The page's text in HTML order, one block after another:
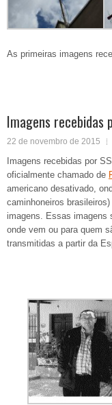
As primeiras imagens
Imagens recebidas
22 de novembro de 2015
Imagens recebidas por
oficialmente chamado de
americano desativado,
caminhoneiros
imagens. Essas imagens
onde vem ou para quem
transmitidas a partir da